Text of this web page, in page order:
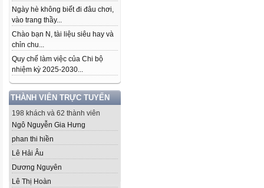
Ngày hè không biết đi đâu chơi,
vào trang thầy...
Chào bạn N, tài liệu siêu hay và
chỉn chu...
Quy chế làm việc của Chi bộ
nhiệm kỳ 2025-2030...
THÀNH VIÊN TRỰC TUYẾN
198 khách và 62 thành viên
Ngô Nguyễn Gia Hưng
phan thi hiền
Lê Hải Âu
Dương Nguyên
Lê Thị Hoàn